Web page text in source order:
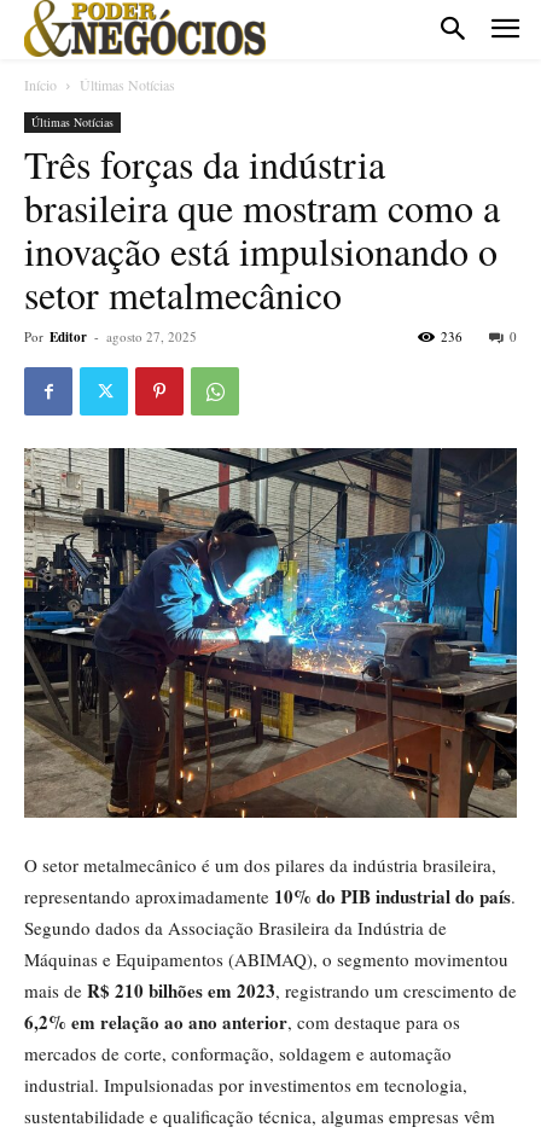
Início Últimas Notícias
Últimas Notícias
Três forças da indústria
brasileira que mostram como a
inovação está impulsionando o
setor metalmecânico
Por Editor - agosto 27, 2025 0
236
O setor metalmecânico é um dos pilares da indústria brasileira,
representando aproximadamente 10% do PIB industrial do país.
Segundo dados da Associação Brasileira da Indústria de
Máquinas e Equipamentos (ABIMAQ), o segmento movimentou
mais de R$ 210 bilhões em 2023, registrando um crescimento de
6,2% em relação ao ano anterior, com destaque para os
mercados de corte, conformação, soldagem e automação
industrial. Impulsionadas por investimentos em tecnologia,
sustentabilidade e qualificação técnica, algumas empresas vêm